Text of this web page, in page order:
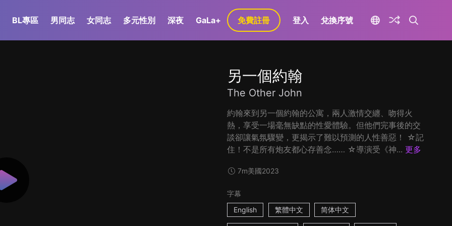
BL專區 男同志 女同志 多元性別 深夜 GaLa+ 免費註冊 登入 兌換序號
另一個約翰
The Other John
約翰來到另一個約翰的公寓，兩人激情交纏、吻得火
熱，享受一場毫無缺點的性愛體驗。但他們完事後的交
談卻讓氣氛驟變，更揭示了難以預測的人性善惡！ ☆記
住！不是所有炮友都心存善念…… ☆導演受《神... 更多
7m美國2023
字幕
English
繁體中文 简体中文